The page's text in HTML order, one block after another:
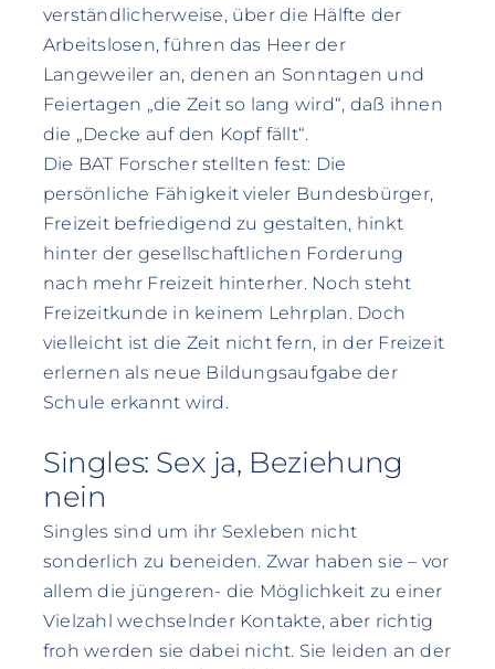
verständlicherweise, über die Hälfte der
Arbeitslosen, führen das Heer der
Langeweiler an, denen an Sonntagen und
Feiertagen „die Zeit so lang wird“, daß ihnen
die „Decke auf den Kopf fällt“.
Die BAT Forscher stellten fest: Die
persönliche Fähigkeit vieler Bundesbürger,
Freizeit befriedigend zu gestalten, hinkt
hinter der gesellschaftlichen Forderung
nach mehr Freizeit hinterher. Noch steht
Freizeitkunde in keinem Lehrplan. Doch
vielleicht ist die Zeit nicht fern, in der Freizeit
erlernen als neue Bildungsaufgabe der
Schule erkannt wird.
Singles: Sex ja, Beziehung
nein
Singles sind um ihr Sexleben nicht
sonderlich zu beneiden. Zwar haben sie – vor
allem die jüngeren- die Möglichkeit zu einer
Vielzahl wechselnder Kontakte, aber richtig
froh werden sie dabei nicht. Sie leiden an der